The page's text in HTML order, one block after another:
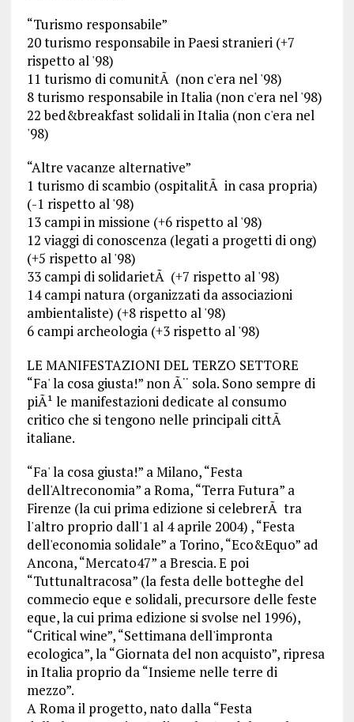
“Turismo responsabile”
20 turismo responsabile in Paesi stranieri (+7
rispetto al '98)
11 turismo di comunitÃ (non c'era nel '98)
8 turismo responsabile in Italia (non c'era nel '98)
22 bed&breakfast solidali in Italia (non c'era nel
'98)
“Altre vacanze alternative”
1 turismo di scambio (ospitalitÃ in casa propria)
(-1 rispetto al '98)
13 campi in missione (+6 rispetto al '98)
12 viaggi di conoscenza (legati a progetti di ong)
(+5 rispetto al '98)
33 campi di solidarietÃ (+7 rispetto al '98)
14 campi natura (organizzati da associazioni
ambientaliste) (+8 rispetto al '98)
6 campi archeologia (+3 rispetto al '98)
LE MANIFESTAZIONI DEL TERZO SETTORE
“Fa' la cosa giusta!” non Ã¨ sola. Sono sempre di
piÃ¹ le manifestazioni dedicate al consumo
critico che si tengono nelle principali cittÃ
italiane.
“Fa' la cosa giusta!” a Milano, “Festa
dell'Altreconomia” a Roma, “Terra Futura” a
Firenze (la cui prima edizione si celebrerÃ tra
l'altro proprio dall'1 al 4 aprile 2004) , “Festa
dell'economia solidale” a Torino, “Eco&Equo” ad
Ancona, “Mercato47” a Brescia. E poi
“Tuttunaltracosa” (la festa delle botteghe del
commecio eque e solidali, precursore delle feste
eque, la cui prima edizione si svolse nel 1996),
“Critical wine”, “Settimana dell'impronta
ecologica”, la “Giornata del non acquisto”, ripresa
in Italia proprio da “Insieme nelle terre di
mezzo”.
A Roma il progetto, nato dalla “Festa